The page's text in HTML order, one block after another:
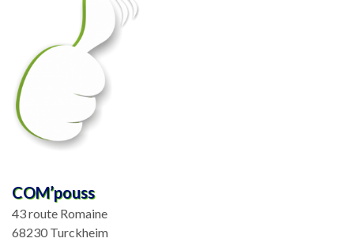
COM’pouss
43 route Romaine
68230 Turckheim